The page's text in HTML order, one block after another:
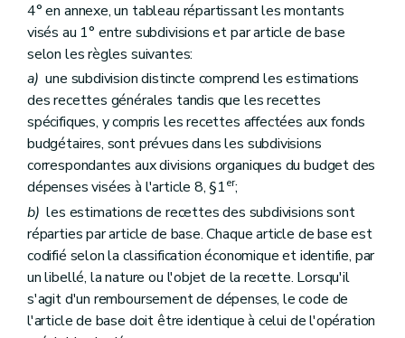
4° en annexe, un tableau répartissant les montants
visés au 1° entre subdivisions et par article de base
selon les règles suivantes:
a) une subdivision distincte comprend les estimations
des recettes générales tandis que les recettes
spécifiques, y compris les recettes affectées aux fonds
budgétaires, sont prévues dans les subdivisions
correspondantes aux divisions organiques du budget des
dépenses visées à l'article 8, §1er;
b) les estimations de recettes des subdivisions sont
réparties par article de base. Chaque article de base est
codifié selon la classification économique et identifie, par
un libellé, la nature ou l'objet de la recette. Lorsqu'il
s'agit d'un remboursement de dépenses, le code de
l'article de base doit être identique à celui de l'opération